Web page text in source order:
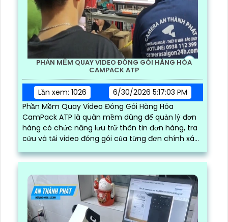
PHẦN MỀM QUAY VIDEO ĐÓNG GÓI HÀNG HÓA
CAMPACK ATP
Lần xem: 1026
6/30/2026 5:17:03 PM
Phần Mềm Quay Video Đóng Gói Hàng Hóa
CamPack ATP là quàn mềm dùng để quản lý đơn
hàng có chức năng lưu trữ thôn tin đơn hàng, tra
cứu và tải video đóng gói của từng đơn chính xác